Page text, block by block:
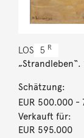
LOS 5 R
„Strandleben“.
Schätzung:
EUR 500.000-
Verkauft für:
EUR 595.000